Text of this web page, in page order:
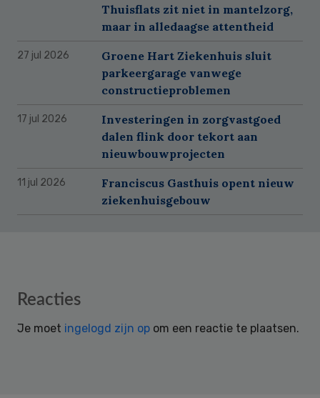
Thuisflats zit niet in mantelzorg,
maar in alledaagse attentheid
27 jul 2026
Groene Hart Ziekenhuis sluit
parkeergarage vanwege
constructieproblemen
17 jul 2026
Investeringen in zorgvastgoed
dalen flink door tekort aan
nieuwbouwprojecten
11 jul 2026
Franciscus Gasthuis opent nieuw
ziekenhuisgebouw
Reader
Reacties
Je moet ingelogd zijn op om een reactie te plaatsen.